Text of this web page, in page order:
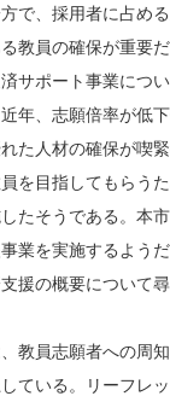
で、採用者に占め
教員の確保が重要
サポート事業につ
年、志願倍率が低
た人材の確保が喫
を目指してもらう
たそうである。本
業を実施するよう
援の概要について尋
員志願者への周知
ている。リーフレ